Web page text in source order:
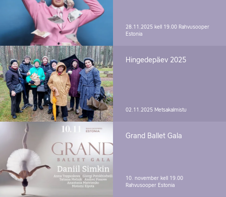
28.11.2025 kell 19.00 Rahvusooper
Estonia
Hingedepäev 2025
02.11.2025 Metsakalmistu
Grand Ballet Gala
10. november kell 19.00
Rahvusooper Estonia